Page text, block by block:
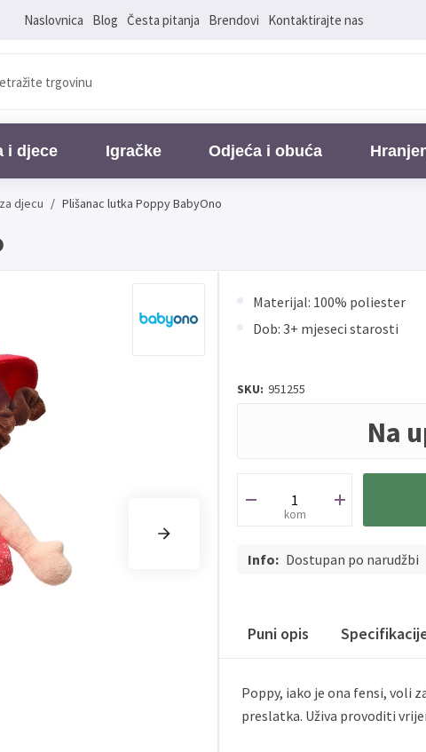
Naslovnica Blog Česta pitanja Brendovi Kontaktirajte nas
i djece Igračke Odjeća i obuća
djecu / Plišanac lutka Poppy BabyOno
Materijal: 100% poliester
Dob: 3+ mjeseci starosti
SKU: 951255
Na
kom
Info: Dostupan po narudžbi
Puni opis
Poppy, iako je ona fensi, voli
preslatka. Uživa provoditi